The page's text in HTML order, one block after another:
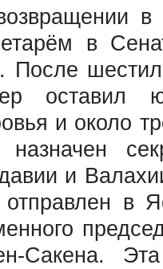
в
После
оставил
и около
и
в
Сакена.